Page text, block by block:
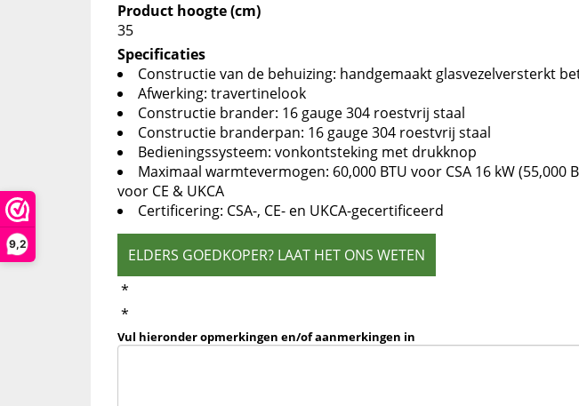
9,2
Product hoogte (cm)
35
Specificaties
Constructie van de behuizing: handgemaakt glasvezelversterkt
Afwerking: travertinelook
Constructie brander: 16 gauge 304 roestvrij staal
Constructie branderpan: 16 gauge 304 roestvrij staal
Bedieningssysteem: vonkontsteking met drukknop
Maximaal warmtevermogen: 60,000 BTU voor CSA 16 kW (55,000
voor CE & UKCA
Certificering: CSA-, CE- en UKCA-gecertificeerd
ELDERS GOEDKOPER? LAAT HET ONS WETEN
*
*
Vul hieronder opmerkingen en/of aanmerkingen in